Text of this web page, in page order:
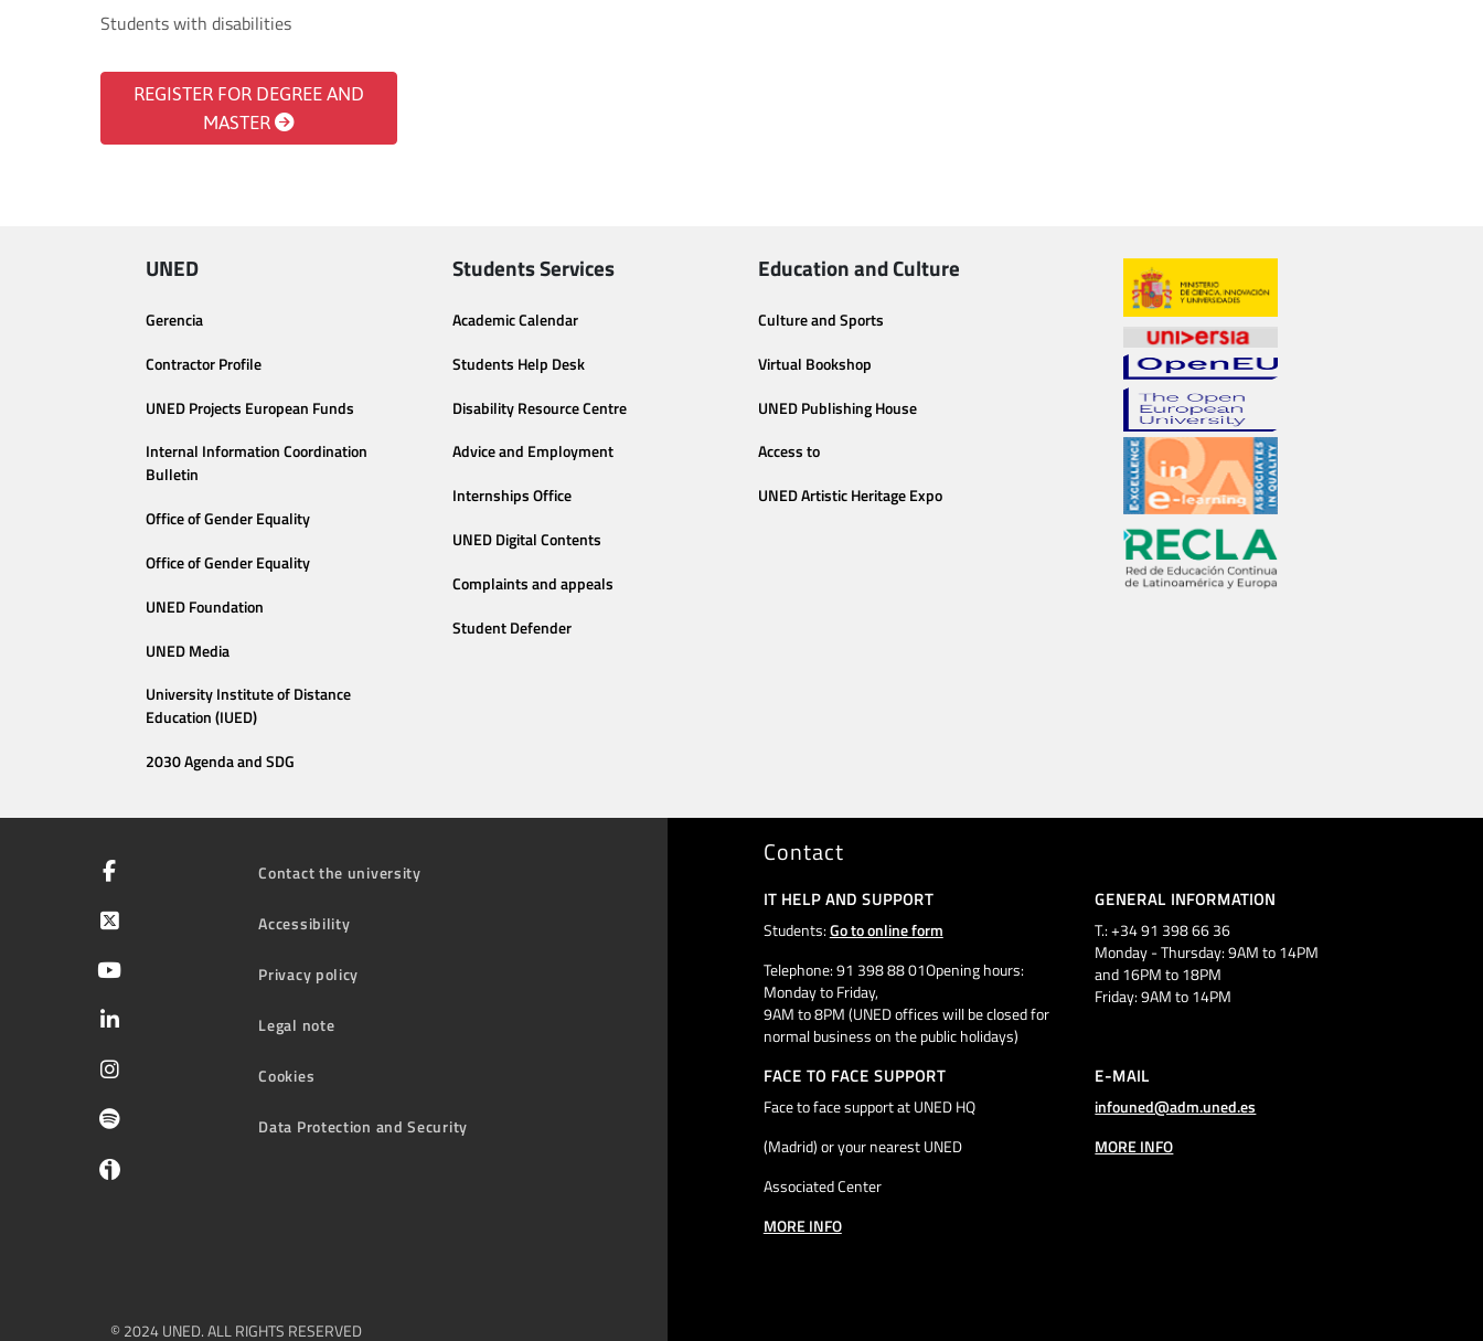
Students with disabilities
REGISTER FOR DEGREE AND
MASTER
UNED
Gerencia
Contractor Profile
UNED Projects European Funds
Internal Information Coordination
Bulletin
Office of Gender Equality
Office of Gender Equality
UNED Foundation
UNED Media
University Institute of Distance
Education (IUED)
2030 Agenda and SDG
Students Services
Academic Calendar
Students Help Desk
Disability Resource Centre
Advice and Employment
Internships Office
UNED Digital Contents
Complaints and appeals
Student Defender
Education and Culture
Culture and Sports
Virtual Bookshop
UNED Publishing House
Access to
UNED Artistic Heritage Expo
Contact the university
Accessibility
Privacy policy
Legal note
Cookies
Data Protection and Security
© 2024 UNED. ALL RIGHTS RESERVED
Contact
IT HELP AND SUPPORT
Students:Go to online form
Telephone: 91 398 88 01Opening hours:
Monday to Friday,
9AM to 8PM (UNED offices will be closed for
normal business on the public holidays)
GENERAL INFORMATION
T.: +34 91 398 66 36
Monday - Thursday: 9AM to 14PM
and 16PM to 18PM
Friday: 9AM to 14PM
FACE TO FACE SUPPORT
Face to face support at UNED HQ
(Madrid) or your nearest UNED
Associated Center
MORE INFO
E-MAIL
infouned@adm.uned.es
MORE INFO